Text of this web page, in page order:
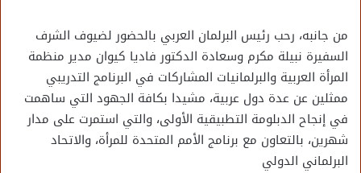
من جانبه، رحب رئيس البرلمان العربي بالحضور لضيوف الشرف
السفيرة نبيلة مكرم وسعادة الدكتور فاديا كيوان مدير منظمة
المرأة العربية والبرلمانيات المشاركات في البرنامج التدريبي
ممثلين عن عدة دول عربية، مشيدا بكافة الجهود التي ساهمت
في إنجاح الدبلومة التطبيقية الأولى، والتي استمرت على مدار
شهرين، بالتعاون مع برنامج الأمم المتحدة للمرأة، والاتحاد
البرلماني الدولي